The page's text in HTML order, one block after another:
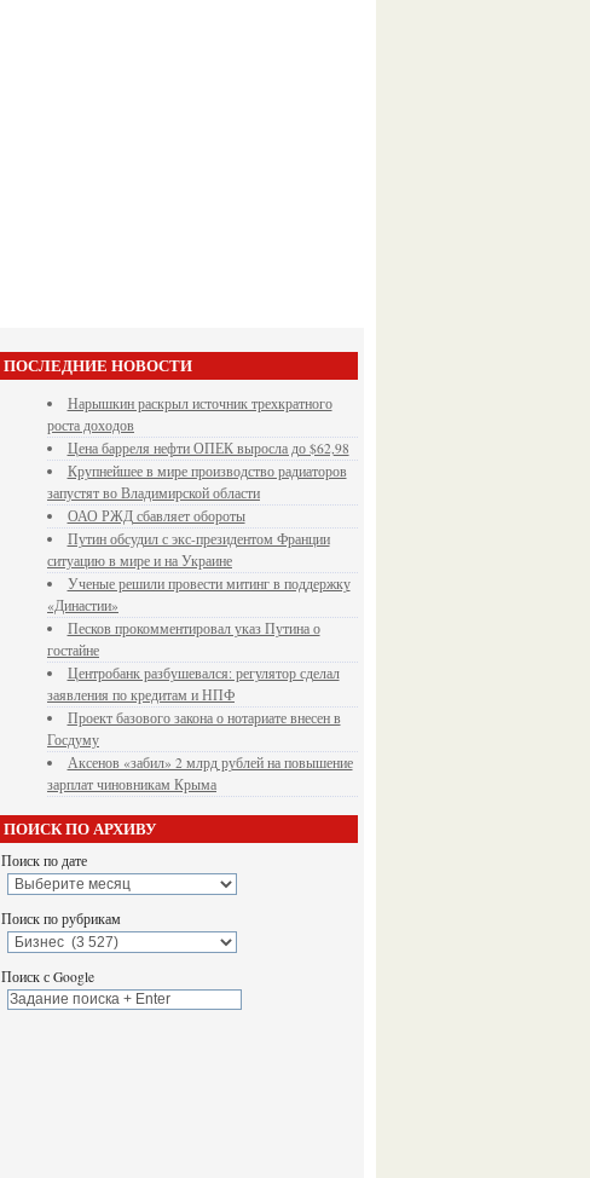
ПОСЛЕДНИЕ НОВОСТИ
Нарышкин раскрыл источник трехкратного
роста доходов
Цена барреля нефти ОПЕК выросла до $62,98
Крупнейшее в мире производство радиаторов
запустят во Владимирской области
ОАО РЖД сбавляет обороты
Путин обсудил с экс-президентом Франции
ситуацию в мире и на Украине
Ученые решили провести митинг в поддержку
«Династии»
Песков прокомментировал указ Путина о
гостайне
Центробанк разбушевался: регулятор сделал
заявления по кредитам и НПФ
Проект базового закона о нотариате внесен в
Госдуму
Аксенов «забил» 2 млрд рублей на повышение
зарплат чиновникам Крыма
ПОИСК ПО АРХИВУ
Поиск по дате
Поиск по рубрикам
Поиск с Google